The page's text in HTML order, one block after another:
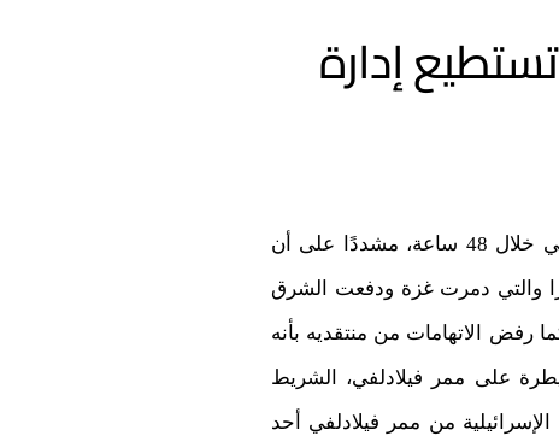
إدارة
في يوم الاثنين، 2 سبتمبر، عقد رئيس الوزراء الإسرائيلي بنيامين نتنياهو مؤتمره الصحفي الثاني خلال 48 ساعة، مشددًا على أن
للضغوط الدولية أو المحلية لتغيير مسارها في الحرب المستمرة منذ 11 شهرًا والتي دمرت غزة ودفعت الشرق
رفض الاتهامات من منتقديه بأنه
على ممر فيلادلفي، الشريط
من ممر فيلادلفي أحد